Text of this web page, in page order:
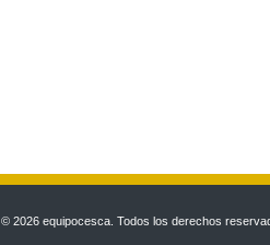
© 2026 equipocesca. Todos los derechos